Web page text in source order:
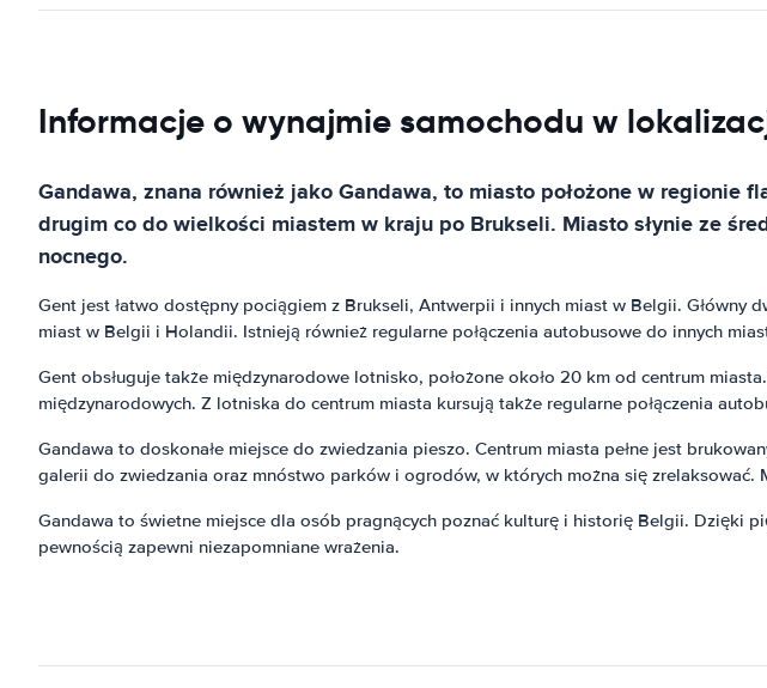
Informacje o wynajmie samochodu w
Gandawa, znana również jako Gandawa, to miasto położone w
drugim co do wielkości miastem w kraju po Brukseli. Miasto słynie ze
nocnego.
Gent jest łatwo dostępny pociągiem z Brukseli, Antwerpii i innych miast w Belgii.
miast w Belgii i Holandii. Istnieją również regularne połączenia autobusowe do innych
Gent obsługuje także międzynarodowe lotnisko, położone około 20 km od centrum
międzynarodowych. Z lotniska do centrum miasta kursują także regularne połączenia
Gandawa to doskonałe miejsce do zwiedzania pieszo. Centrum miasta pełne jest
galerii do zwiedzania oraz mnóstwo parków i ogrodów, w których można się zrelaksować.
Gandawa to świetne miejsce dla osób pragnących poznać kulturę i historię Belgii. Dzięki
pewnością zapewni niezapomniane wrażenia.